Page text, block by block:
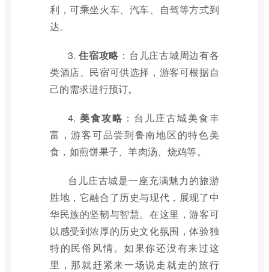
利，可乘坐火车、汽车、自驾等方式到
达。
3.住宿攻略 ：台儿庄古城周边有各
类酒店、民宿可供选择，游客可根据自
己的需求进行预订。
4. 美食攻略 ：台儿庄古城美食丰
富，游客可品尝到鲁南地区的特色美
食，如煎饼果子、羊肉汤、烧鸡等。
台儿庄古城是一座充满魅力的旅游
胜地，它融合了历史与现代，展现了中
华民族的坚韧与智慧。在这里，游客可
以感受到浓厚的历史文化氛围，体验独
特的民俗风情。如果你还没有来过这
里，那就赶紧来一场说走就走的旅行